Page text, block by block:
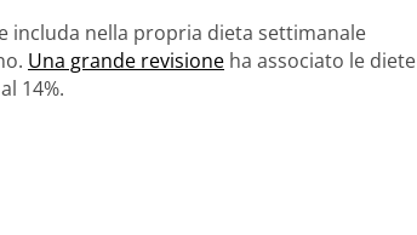
includa nella propria dieta settimanale
Una grande revisione ha associato le diete
14%.